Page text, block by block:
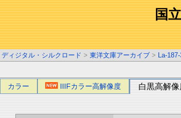
国
ディジタル・シルクロード > 東洋文庫アーカイブ > La-
カラー IIIFカラー高解像度 白黒高解像